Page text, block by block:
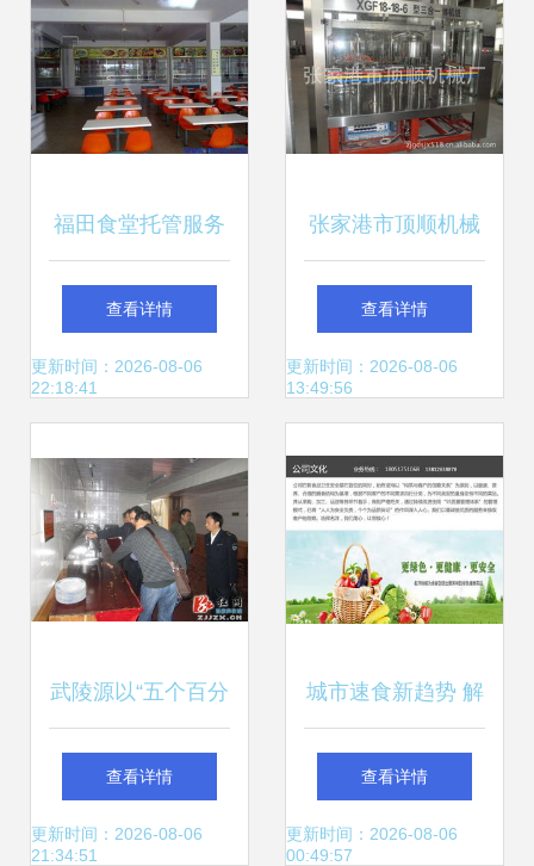
福田食堂托管服务
现代餐饮管理的科
技化解决方案
查看详情
更新时间：2026-08-06
22:18:41
张家港市顶顺机械
厂 食品饮料加工与
餐饮服务设备解决
查看详情
更新时间：2026-08-06
13:49:56
武陵源以“五个百分
百”筑牢涉旅餐饮食
品安全防线
查看详情
更新时间：2026-08-06
21:34:51
城市速食新趋势 解
析昆山快餐与苏州
名洋餐饮服务的发
查看详情
更新时间：2026-08-06
00:49:57